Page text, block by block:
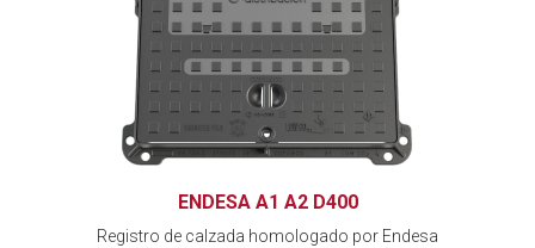
ENDESA A1 A2 D400
Registro de calzada homologado por Endesa